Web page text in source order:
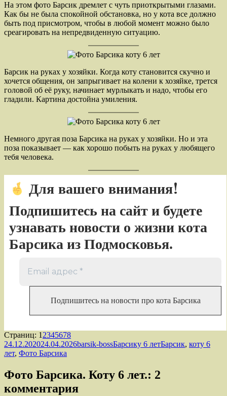
На этом фото Барсик дремлет с чуть приоткрытыми глазами.
Как бы не была спокойной обстановка, но у кота все должно
быть под присмотром, чтобы в любой момент можно было
среагировать на непредвиденную ситуацию.
Барсик на руках у хозяйки. Когда коту становится скучно и
хочется общения, он запрыгивает на колени к хозяйке, трется
головой об её руку, начинает мурлыкать и надо, чтобы его
гладили. Картина достойна умиления.
Немного другая поза Барсика на руках у хозяйки. Но и эта
поза показывает — как хорошо побыть на руках у любящего
тебя человека.
Для вашего внимания!
Подпишитесь на сайт и будете
узнавать новости о жизни кота
Барсика из Подмосковья.
Страниц: Страница
1 ,Страница
2,Страница
3,Страница
4,Страница
5,Страница
6,Страница
7,Страница
8
Опубликовано
24.12.202024.04.2026Автор
barsik-bossРубрики
Барсику 6 летМетки
Барсик, коту 6
лет, Фото Барсика
Фото Барсика. Коту 6 лет.: 2
комментария